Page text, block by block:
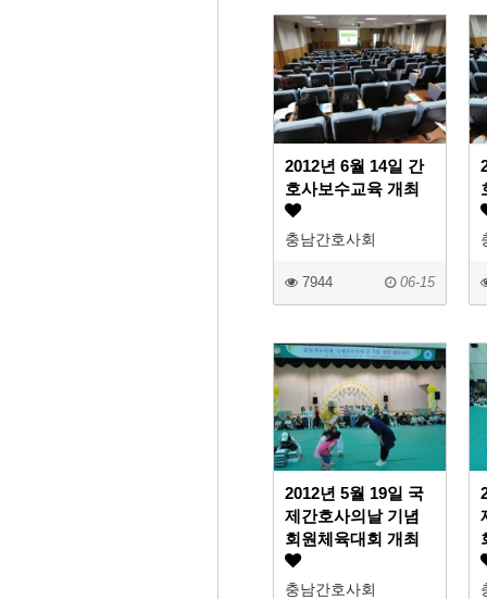
2012년 6월 14일 간
호사보수교육 개최
충남간호사회
7944 06-15
2012년 5월 19일 국
제간호사의날 기념
회원체육대회 개최
충남간호사회